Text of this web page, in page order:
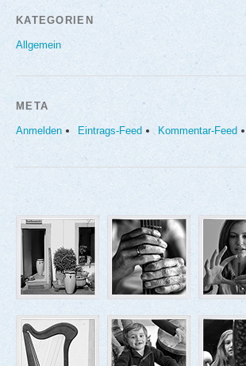
KATEGORIEN
Allgemein
META
Anmelden Eintrags-Feed Kommentar-Feed